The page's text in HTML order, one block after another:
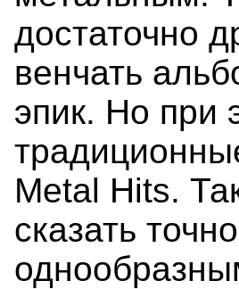
достаточно
венчать
эпик. Но при
Metal Hits.
сказать